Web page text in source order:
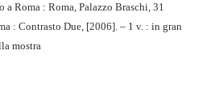
Roma : Roma, Palazzo Braschi, 31
: Contrasto Due, [2006]. – 1 v. : in gran
mostra